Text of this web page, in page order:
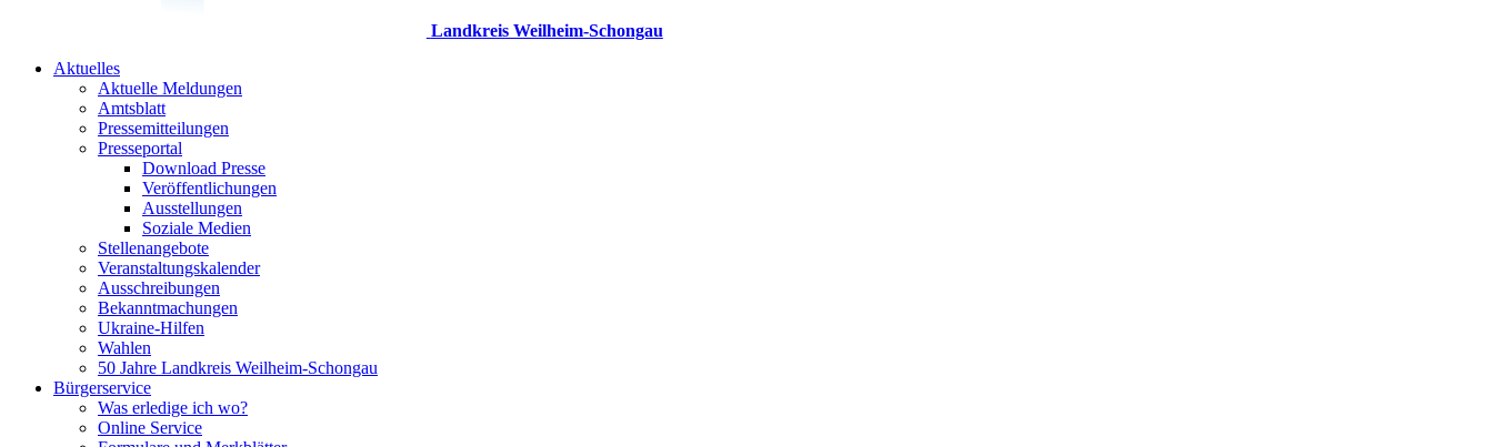
Landkreis Weilheim-Schongau
Aktuelles
Aktuelle Meldungen
Amtsblatt
Pressemitteilungen
Presseportal
Download Presse
Veröffentlichungen
Ausstellungen
Soziale Medien
Stellenangebote
Veranstaltungskalender
Ausschreibungen
Bekanntmachungen
Ukraine-Hilfen
Wahlen
50 Jahre Landkreis Weilheim-Schongau
Bürgerservice
Was erledige ich wo?
Online Service